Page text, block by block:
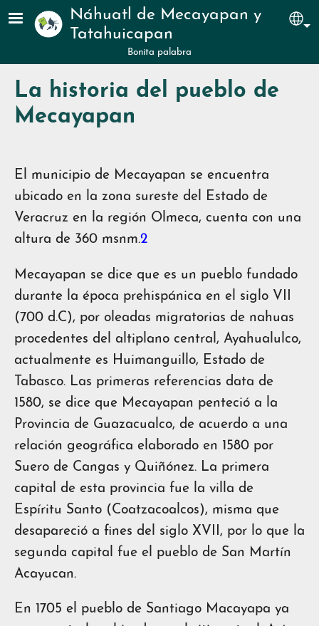
Pasar al contenido principal
Náhuatl de Mecayapan y
Tatahuicapan
Bonita palabra
La historia del pueblo de
Mecayapan
El municipio de Mecayapan se encuentra
ubicado en la zona sureste del Estado de
Veracruz en la región Olmeca, cuenta con una
altura de 360 msnm.2
Mecayapan se dice que es un pueblo fundado
durante la época prehispánica en el siglo VII
(700 d.C), por oleadas migratorias de nahuas
procedentes del altiplano central, Ayahualulco,
actualmente es Huimanguillo, Estado de
Tabasco. Las primeras referencias data de
1580, se dice que Mecayapan penteció a la
Provincia de Guazacualco, de acuerdo a una
relación geográfica elaborado en 1580 por
Suero de Cangas y Quiñónez. La primera
capital de esta provincia fue la villa de
Espíritu Santo (Coatzacoalcos), misma que
desapareció a fines del siglo XVII, por lo que la
segunda capital fue el pueblo de San Martín
Acayucan.
En 1705 el pueblo de Santiago Macayapa ya